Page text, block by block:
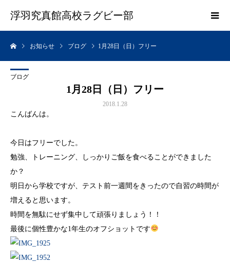
浮羽究真館高校ラグビー部
お知らせ ブログ 1月28日（日）フリー
ブログ
1月28日（日）フリー
2018.1.28
こんばんは。
今日はフリーでした。
勉強、トレーニング、しっかりご飯を食べることができました
か？
明日から学校ですが、テスト前一週間をきったので自習の時間が
増えると思います。
時間を無駄にせず集中して頑張りましょう！！
最後に個性豊かな1年生のオフショットです